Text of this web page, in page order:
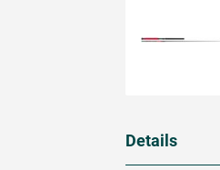
Details